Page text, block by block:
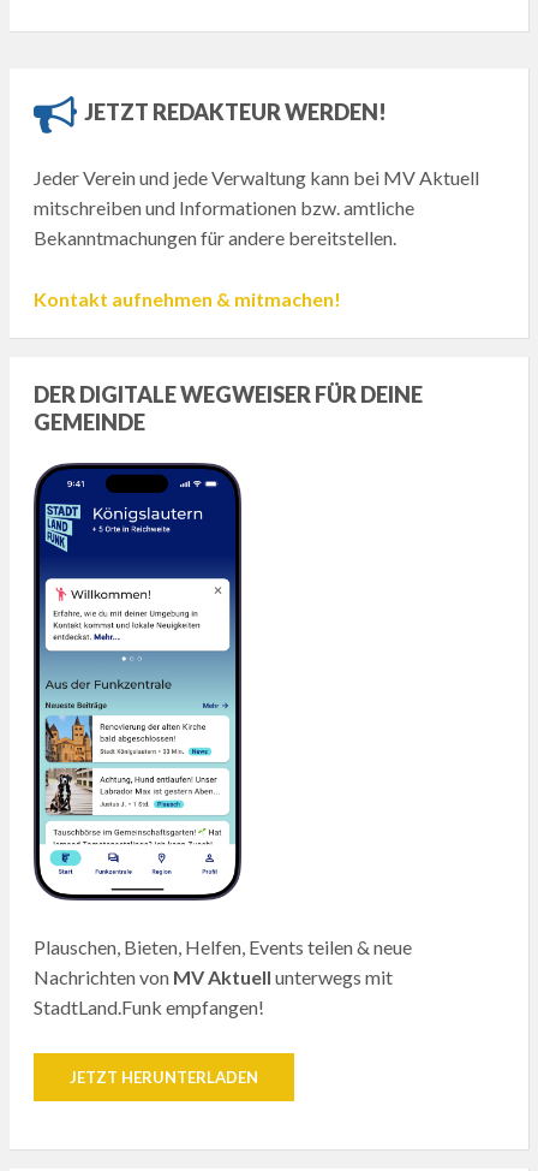
JETZT REDAKTEUR WERDEN!
Jeder Verein und jede Verwaltung kann bei MV Aktuell
mitschreiben und Informationen bzw. amtliche
Bekanntmachungen für andere bereitstellen.
Kontakt aufnehmen & mitmachen!
DER DIGITALE WEGWEISER FÜR DEINE
GEMEINDE
Plauschen, Bieten, Helfen, Events teilen & neue
Nachrichten von MV Aktuell unterwegs mit
StadtLand.Funk empfangen!
JETZT HERUNTERLADEN